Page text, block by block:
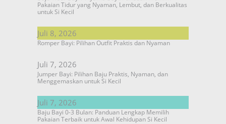
Pakaian Tidur yang Nyaman, Lembut, dan Berkualitas
untuk Si Kecil
Juli 8, 2026
Romper Bayi: Pilihan Outfit Praktis dan Nyaman
Juli 7, 2026
Jumper Bayi: Pilihan Baju Praktis, Nyaman, dan
Menggemaskan untuk Si Kecil
Juli 7, 2026
Baju Bayi 0-3 Bulan: Panduan Lengkap Memilih
Pakaian Terbaik untuk Awal Kehidupan Si Kecil